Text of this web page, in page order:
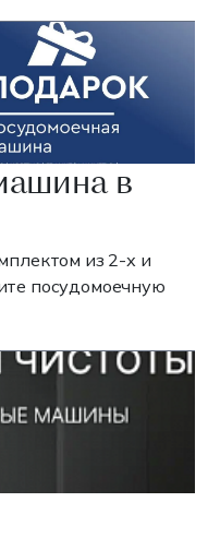
в
из 2-х и
посудомоечную